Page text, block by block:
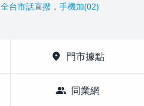
全台市話直撥，手機加(02)
location_on 門市據點
group 同業網